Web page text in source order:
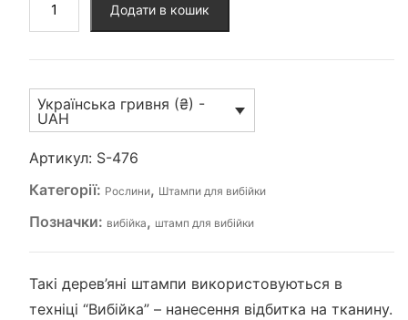
(S-
кількість
Додати в кошик
Українська гривня (₴) -
UAH
Артикул: S-476
Категорії: Рослини, Штампи для вибійки
Позначки: вибійка, штамп для вибійки
Такі дерев’яні штампи використовуються в
техніці “Вибійка” – нанесення відбитка на тканину.